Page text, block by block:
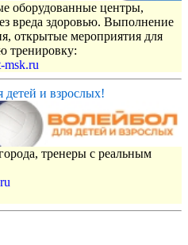
оборудованные центры,
вреда здоровью. Выполнение
открытые мероприятия для
тренировку:
msk.ru
детей и взрослых!
тренеры с реальным